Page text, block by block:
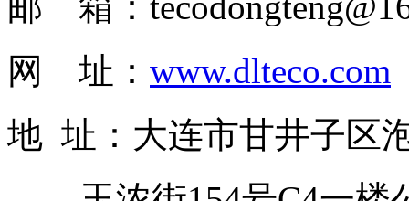
网 址： www.dlteco.com
地 址：大连市甘井子区